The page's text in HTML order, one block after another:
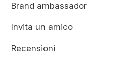
Brand ambassador
Invita un amico
Recensioni